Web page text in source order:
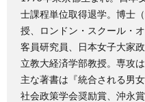
士課程単位取得退学。博士
授、ロンドン・スクール・
客員研究員、日本女子大家
立教大経済学部教授。専攻
主な著書は『統合される男
社会政策学会奨励賞、沖永